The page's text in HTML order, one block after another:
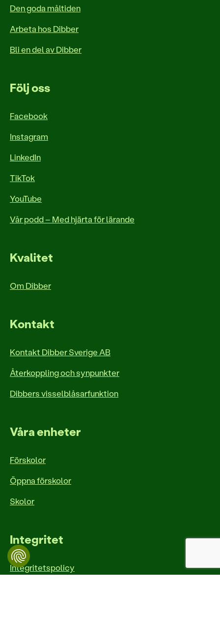
Den goda måltiden
Arbeta hos Dibber
Bli en del av Dibber
Följ oss
Facebook
Instagram
LinkedIn
TikTok
YouTube
Vår podd – Med hjärta för lärande
Kvalitet
Om Dibber
Kontakt
Kontakt Dibber Sverige AB
Återkoppling och synpunkter
Dibbers visselblåsarfunktion
Våra enheter
Förskolor
Öppna förskolor
Skolor
Integritet
Integritetspolicy